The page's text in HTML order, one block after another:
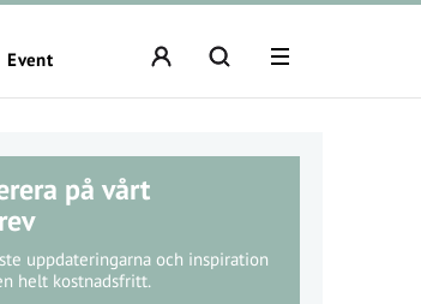
Event
på vårt
uppdateringarna och inspiration
helt kostnadsfritt.